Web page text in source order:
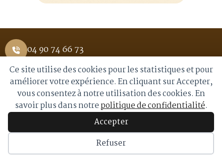
04 90 74 66 73
1 Place Saint Pierre 84400 APT
info@royalmoka.fr
© 2026 Royal Moka. Tous droits réservés
Ce site utilise des cookies pour les statistiques et pour
améliorer votre expérience. En cliquant sur Accepter,
vous consentez à notre utilisation des cookies. En
savoir plus dans notrepolitique de confidentialité.
Accepter
Refuser